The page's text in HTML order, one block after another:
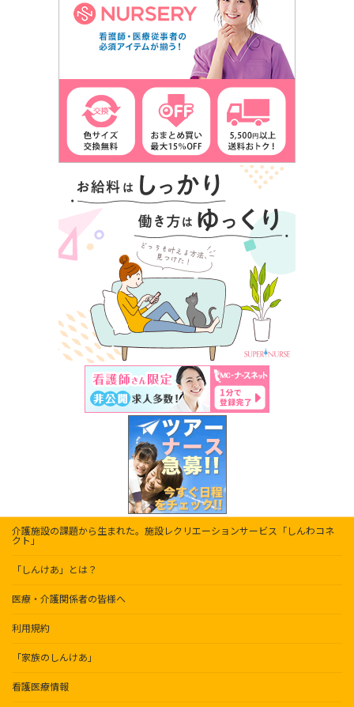
介護施設の課題から生まれた。施設レクリエーションサービス「しんわコネ
クト」
「しんけあ」とは？
医療・介護関係者の皆様へ
利用規約
「家族のしんけあ」
看護医療情報